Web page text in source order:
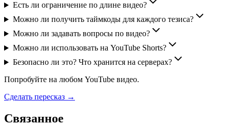
Есть ли ограничение по длине видео?
Можно ли получить таймкоды для каждого тезиса?
Можно ли задавать вопросы по видео?
Можно ли использовать на YouTube Shorts?
Безопасно ли это? Что хранится на серверах?
Попробуйте на любом YouTube видео.
Сделать пересказ →
Связанное